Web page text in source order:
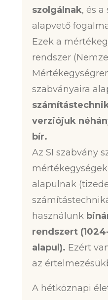
szolgálnak, és
alapvető
Ezek a
rendszer
szabványaira
verziójuk
bír.
Az SI szabvány
alapulnak
használunk
rendszert
alapul). Ezért
az
A hétköznapi